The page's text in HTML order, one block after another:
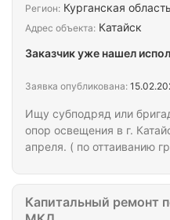
Ищу субподряд или
опор освещения в г.
апреля. ( по оттаиванию
Регион: Курганская область
Адрес объекта: Катайск
Заказчик уже нашел
Заявка опубликована:
Капитальный ремонт